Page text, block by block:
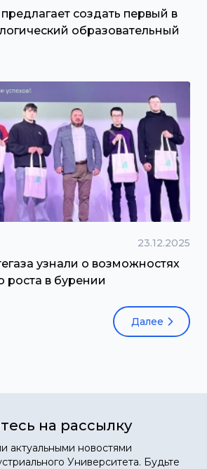
создать первый в
образовательный
23.12.2025
узнали о возможностях
роста в бурении
Далее
на рассылку
актуальными новостями
Университета. Будьте